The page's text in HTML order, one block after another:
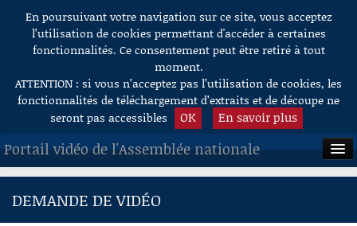
Aller au contenu
En poursuivant votre navigation sur ce site, vous acceptez
l’utilisation de cookies permettant d'accéder à certaines
fonctionnalités. Ce consentement peut être retiré à tout
moment.
ATTENTION : si vous n’acceptez pas l’utilisation de cookies, les
fonctionnalités de téléchargement d’extraits et de découpe ne
seront pas accessibles
OK En savoir plus
Portail vidéo de l'Assemblée nationale
ACCUEIL
DEMANDE DE VIDÉO